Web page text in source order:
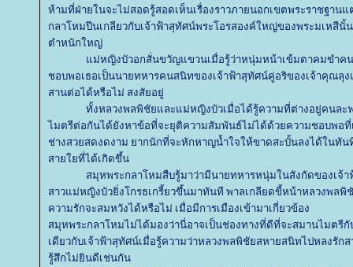
ห้ามที่ฝ่ายในจะไม่สอดรู้สอดเห็นเรื่องราวภายนอกเขตพระราชฐานแ
กลาโหมปีนเกลียวกับเจ้าฟ้าสุทัศน์พระโอรสองค์ใหญ่ของพระมเหสีนั้
ตำหนักใหญ่
ม่หญิงบัวอกสั่นขวัญแขวนเมื่อรู้ว่าหนุ่มหน้าเข้มตาคมขำค
ชอบพอเธอเป็นนายทหารคนสนิทของเจ้าฟ้าสุทัศน์คู่อริของเจ้าคุณลุง
สานต่อได้หรือไม่ สงสัยอยู่
ทั้งหลวงพลพิชัยและม่หญิงบัวเมื่อได้รู้ความที่ต่างอยู่คนละ
ไมตรีต่อกันได้ยังหาข้อที่จะยุติความสัมพันธ์ไม่ได้ด้วยความชอบพอที่
ช่างสวยสดงดงาม ยากนักที่จะหักหาญน้ำใจให้ขาดสะบั้นลงได้ในทัน
สายใยที่ได้เกิดขึ้น
สมุหพระกลาโหมสืบรู้มาว่ามีนายทหารหนุ่มในสังกัดของเจ้
สาวแม่หญิงบัวยิ่งโกรธเกรี้ยวขึ้นมาทันที พาลเกลียดขี้หน้าหลวงพลพิ
ความรักจะสมหวังได้หรือไม่ เมื่อมีการเมืองเข้ามาเกี่ยวข้อง
สมุหพระกลาโหมไม่ได้มองว่านี่อาจเป็นช่องทางที่ดีที่จะสมานไมตรีกั
เดียวกับเจ้าฟ้าสุทัศน์เมื่อรู้ความว่าหลวงพลพิชัยสหายสนิทไปหลงรักส
รู้สึกไม่ยินดีเช่นกัน